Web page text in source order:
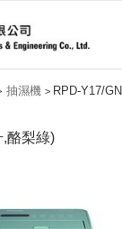
抽濕機 > RPD-Y17/GN
酪梨綠)